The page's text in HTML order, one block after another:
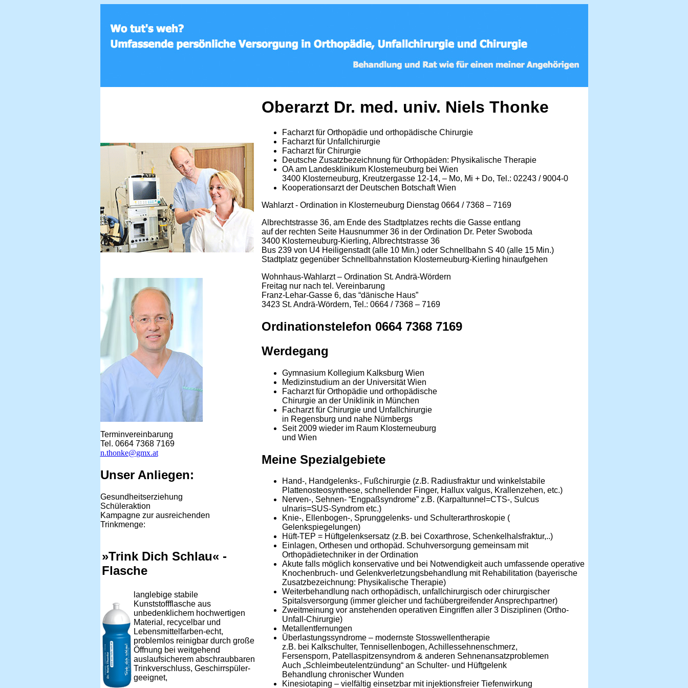
Terminvereinbarung
Tel. 0664 7368 7169
n.thonke@gmx.at
Unser Anliegen:
Gesundheitserziehung
Schüleraktion
Kampagne zur ausreichenden
Trinkmenge:
»Trink Dich Schlau« -
Flasche
langlebige stabile
Kunststoffflasche aus
unbedenklichem hochwertigen
Material, recycelbar und
Lebensmittelfarben-echt,
problemlos reinigbar durch große
Öffnung bei weitgehend
auslaufsicherem abschraubbaren
Trinkverschluss, Geschirrspüler-
geeignet,
Oberarzt Dr. med. univ. Niels Thonke
Facharzt für Orthopädie und orthopädische Chirurgie
Facharzt für Unfallchirurgie
Facharzt für Chirurgie
Deutsche Zusatzbezeichnung für Orthopäden: Physikalische Therapie
OA am Landesklinikum Klosterneuburg bei Wien
3400 Klosterneuburg, Kreutzergasse 12-14, – Mo, Mi + Do, Tel.: 02243 / 9004-0
Kooperationsarzt der Deutschen Botschaft Wien
Wahlarzt - Ordination in Klosterneuburg Dienstag 0664 / 7368 – 7169
Albrechtstrasse 36, am Ende des Stadtplatzes rechts die Gasse entlang
auf der rechten Seite Hausnummer 36 in der Ordination Dr. Peter Swoboda
3400 Klosterneuburg-Kierling, Albrechtstrasse 36
Bus 239 von U4 Heiligenstadt (alle 10 Min.) oder Schnellbahn S 40 (alle 15 Min.)
Stadtplatz gegenüber Schnellbahnstation Klosterneuburg-Kierling hinaufgehen
Wohnhaus-Wahlarzt – Ordination St. Andrä-Wördern
Freitag nur nach tel. Vereinbarung
Franz-Lehar-Gasse 6, das “dänische Haus”
3423 St. Andrä-Wördern, Tel.: 0664 / 7368 – 7169
Ordinationstelefon 0664 7368 7169
Werdegang
Gymnasium Kollegium Kalksburg Wien
Medizinstudium an der Universität Wien
Facharzt für Orthopädie und orthopädische
Chirurgie an der Uniklinik in München
Facharzt für Chirurgie und Unfallchirurgie
in Regensburg und nahe Nürnbergs
Seit 2009 wieder im Raum Klosterneuburg
und Wien
Meine Spezialgebiete
Hand-, Handgelenks-, Fußchirurgie (z.B. Radiusfraktur und winkelstabile
Plattenosteosynthese, schnellender Finger, Hallux valgus, Krallenzehen, etc.)
Nerven-, Sehnen- “Engpaßsyndrome” z.B. (Karpaltunnel=CTS-, Sulcus
ulnaris=SUS-Syndrom etc.)
Knie-, Ellenbogen-, Sprunggelenks- und Schulterarthroskopie (
Gelenkspiegelungen)
Hüft-TEP = Hüftgelenksersatz (z.B. bei Coxarthrose, Schenkelhalsfraktur,..)
Einlagen, Orthesen und orthopäd. Schuhversorgung gemeinsam mit
Orthopädietechniker in der Ordination
Akute falls möglich konservative und bei Notwendigkeit auch umfassende operative
Knochenbruch- und Gelenkverletzungsbehandlung mit Rehabilitation (bayerische
Zusatzbezeichnung: Physikalische Therapie)
Weiterbehandlung nach orthopädisch, unfallchirurgisch oder chirurgischer
Spitalsversorgung (immer gleicher und fachübergreifender Ansprechpartner)
Zweitmeinung vor anstehenden operativen Eingriffen aller 3 Disziplinen (Ortho-
Unfall-Chirurgie)
Metallentfernungen
Überlastungssyndrome – modernste Stosswellentherapie
z.B. bei Kalkschulter, Tennisellenbogen, Achillessehnenschmerz,
Fersensporn, Patellaspitzensyndrom & anderen Sehnenansatzproblemen
Auch „Schleimbeutelentzündung“ an Schulter- und Hüftgelenk
Behandlung chronischer Wunden
Kinesiotaping – vielfältig einsetzbar mit injektionsfreier Tiefenwirkung